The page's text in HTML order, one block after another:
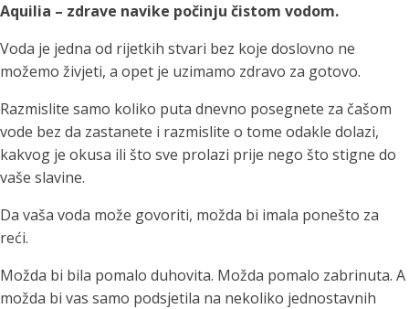
Aquilia – zdrave navike počinju čistom vodom.
Voda je jedna od rijetkih stvari bez koje doslovno ne
možemo živjeti, a opet je uzimamo zdravo za gotovo.
Razmislite samo koliko puta dnevno posegnete za čašom
vode bez da zastanete i razmislite o tome odakle dolazi,
kakvog je okusa ili što sve prolazi prije nego što stigne do
vaše slavine.
Da vaša voda može govoriti, možda bi imala ponešto za
reći.
Možda bi bila pomalo duhovita. Možda pomalo zabrinuta. A
možda bi vas samo podsjetila na nekoliko jednostavnih